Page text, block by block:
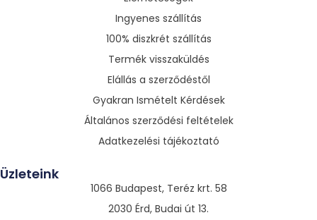
Ingyenes szállítás
100% diszkrét szállítás
Termék visszaküldés
Elállás a szerződéstől
Gyakran Ismételt Kérdések
Általános szerződési feltételek
Adatkezelési tájékoztató
Üzleteink
1066 Budapest, Teréz krt. 58
2030 Érd, Budai út 13.